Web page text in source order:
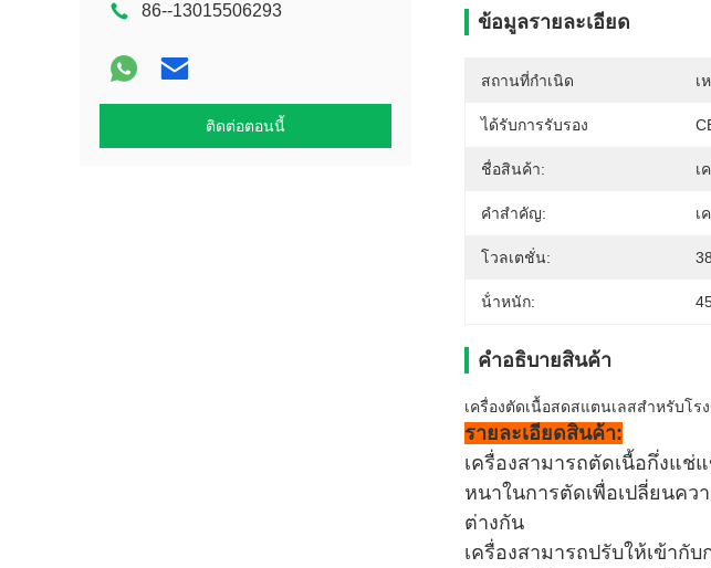
86--13015506293
ติดต่อตอนนี้
ข้อมูลรายละเอียด
สถานที่กำเนิด เ
ได้รับการรับรอง
ชื่อสินค้า: เ
คําสําคัญ: เ
โวลเตชั่น:
น้ําหนัก:
คําอธิบายสินค้า
เครื่องตัดเนื้อสดสแตนเลสสำหรับโร
รายละเอียดสินค้า:
เครื่องสามารถตัดเนื้อกึ่งแช่
หนาในการตัดเพื่อเปลี่ยนค
ต่างกัน
เครื่องสามารถปรับให้เข้า